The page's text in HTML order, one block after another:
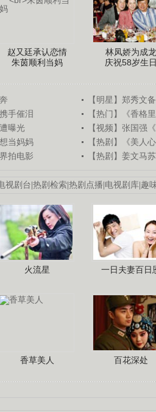
赵又廷承认恋情
朱茵顺利当妈
林凤娇为成龙
庆祝58岁生
【明星】郑秀文
手催泪
【热门】《香格
曝光
【视频】张国强
当妈妈
【热剧】《美人
拍电影
【热剧】姜文马
视剧台|热剧检索|热剧点播|电视剧库|趣
火流星 一日夫妻百日
香草美人 百花深处